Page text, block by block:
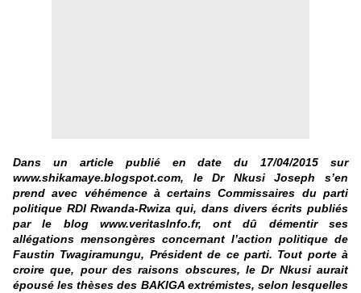
Dans un article publié en date du 17/04/2015 sur
www.shikamaye.blogspot.com, le Dr Nkusi Josephs’en
prend avec véhémence à certains Commissaires du parti
politique RDI Rwanda-Rwiza qui, dans divers écrits publiés
par le blog www.veritasInfo.fr, ont dû démentir ses
allégations mensongères concernant l’action politique de
Faustin Twagiramungu, Président de ce parti. Tout porte à
croire que, pour des raisons obscures, le Dr Nkusi aurait
épousé les thèses des BAKIGA extrémistes, selon lesquelles